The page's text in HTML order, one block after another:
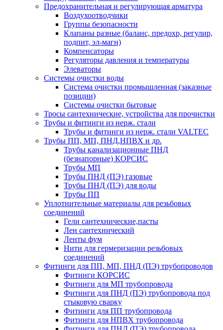
Предохранительная и регулирующая арматура
Воздухоотводчики
Группы безопасности
Клапаны разные (баланс, предохр, регулир,
подпит, эл-магн)
Компенсаторы
Регуляторы давления и температуры
Элеваторы
Системы очистки воды
Система очистки промышленная (заказные
позиции)
Системы очистки бытовые
Тросы сантехнические, устройства для прочистки
Трубы и фитинги из нерж. стали
Трубы и фитинги из нерж. стали VALTEC
Трубы ПП, МП, ПНД,НПВХ и др.
Трубы канализационные ПНД
(безнапорные) КОРСИС
Трубы МП
Трубы ПНД (ПЭ) газовые
Трубы ПНД (ПЭ) для воды
Трубы ПП
Уплотнительные материалы для резьбовых
соединений
Гели сантехнические,пасты
Лен сантехнический
Ленты фум
Нити для гермеризации резьбовых
соединений
Фитинги для ПП, МП, ПНД (ПЭ) трубопроводов
Фитинги КОРСИС
Фитинги для МП трубопровода
Фитинги для ПНД (ПЭ) трубопровода под
стыковую сварку
Фитинги для ПП трубопровода
Фитинги для НПВХ трубопровода